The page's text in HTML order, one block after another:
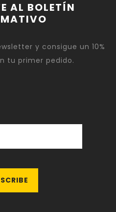
AL BOLETÍN
y consigue un 10%
tu primer pedido.